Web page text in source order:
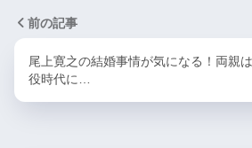
前の記事
尾上寛之の結婚事情が気になる！両親
役時代に…